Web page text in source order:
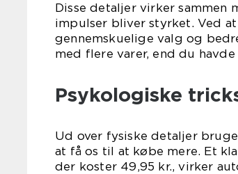
Disse detaljer virker sammen
impulser bliver styrket. Ved
gennemskuelige valg og
med flere varer, end du
Psykologiske
Ud over fysiske detaljer
at få os til at købe mere. Et
der koster 49,95 kr., virker